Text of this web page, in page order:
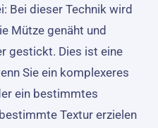
Bei dieser Technik wird
Mütze genäht und
gestickt. Dies ist eine
Sie ein komplexeres
ein bestimmtes
Textur erzielen